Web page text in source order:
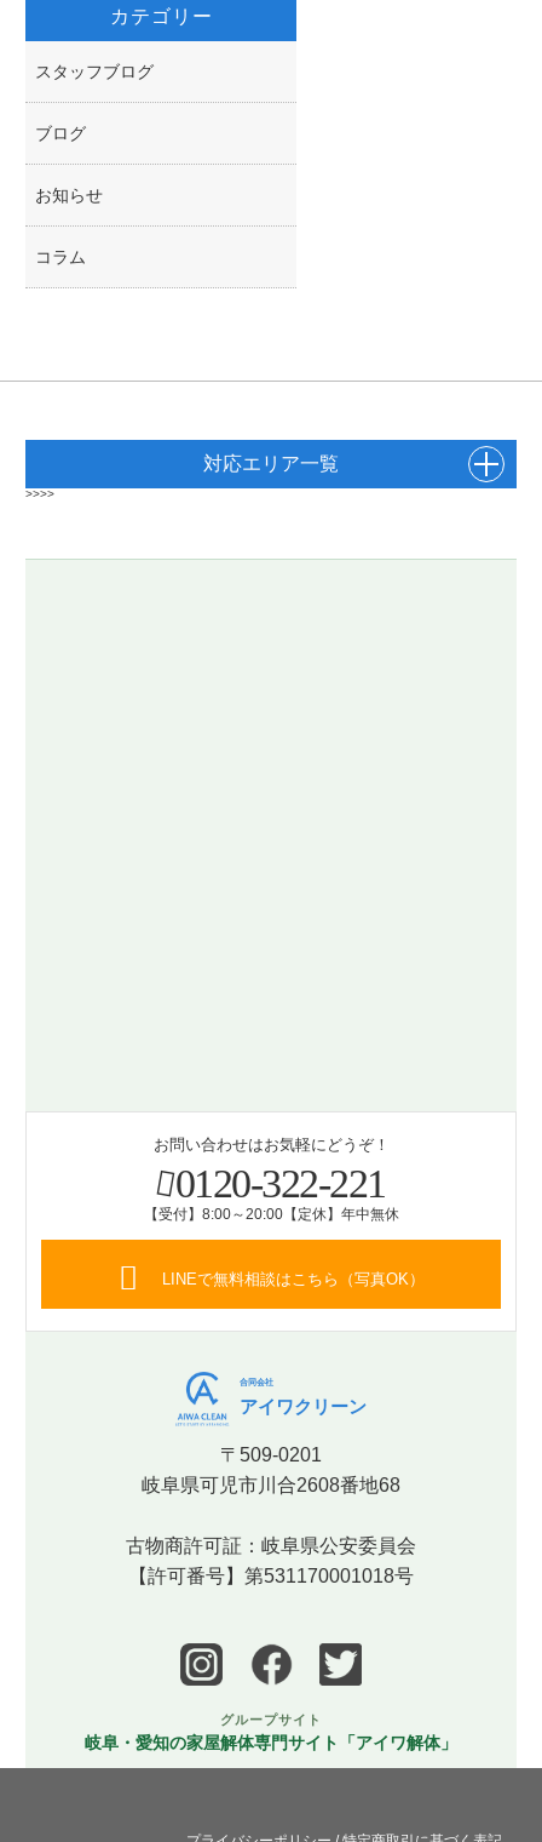
カテゴリー
スタッフブログ
ブログ
お知らせ
コラム
対応エリア一覧
>>>>
お問い合わせはお気軽にどうぞ！
0120-322-221
【受付】8:00～20:00【定休】年中無休
LINEで無料相談はこちら（写真OK）
合同会社
アイワクリーン
〒509-0201
岐阜県可児市川合2608番地68
古物商許可証：岐阜県公安委員会
【許可番号】第531170001018号
グループサイト
岐阜・愛知の家屋解体専門サイト「アイワ解体」